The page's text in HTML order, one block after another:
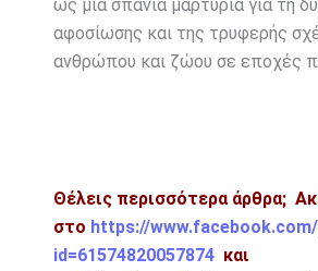
ως μια σπάνια μαρτυρία για τη
αφοσίωσης και της τρυφερής
ανθρώπου και ζώου σε εποχές
Θέλεις περισσότερα άρθρα;
στο https://
id=61574820057874 και